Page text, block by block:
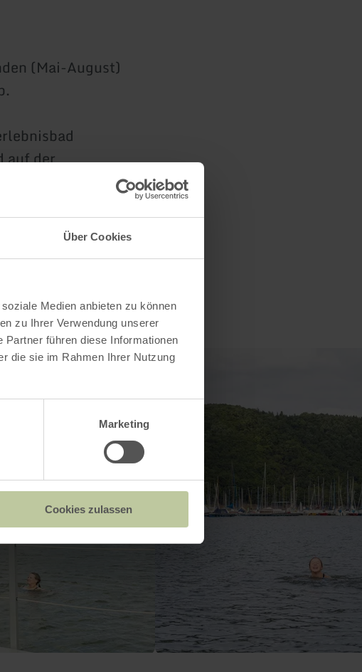
Über Cookies
Medien anbieten zu können
zu Ihrer Verwendung unserer
führen diese Informationen
die sie im Rahmen Ihrer Nutzung
Marketing
Cookies zulassen
(Mai-August)
auf der